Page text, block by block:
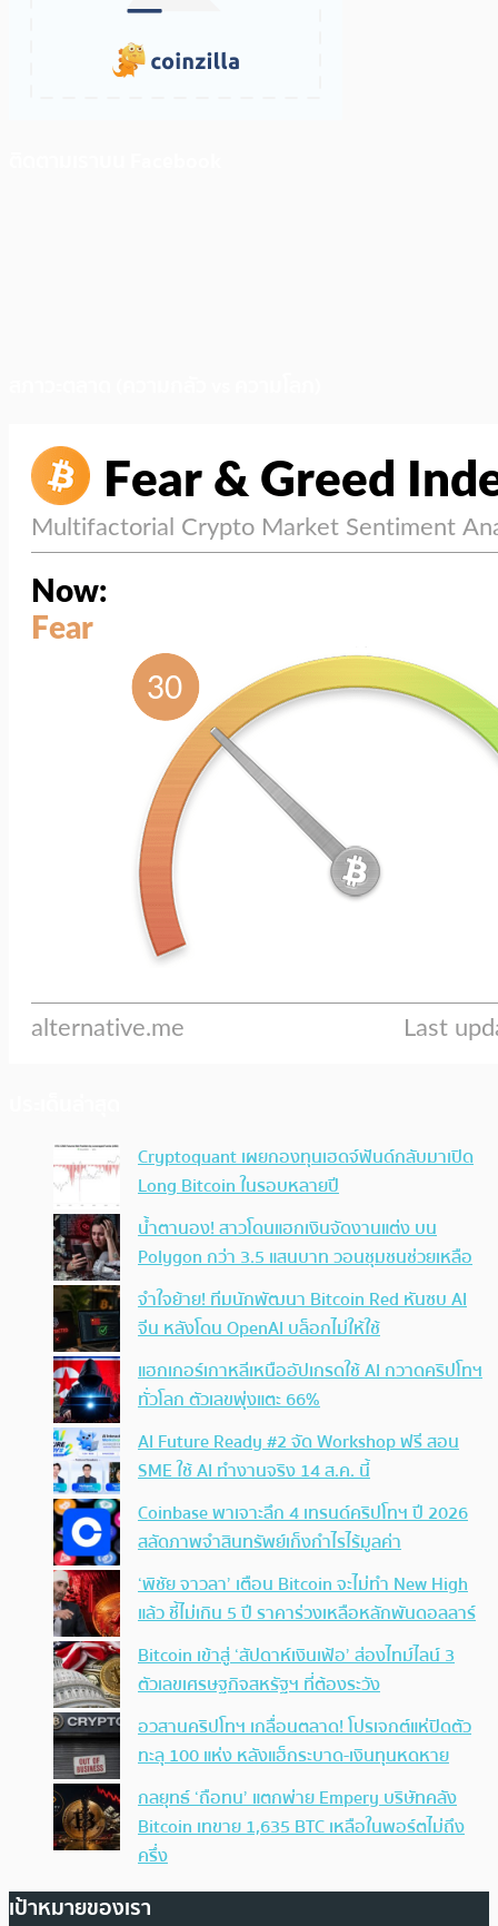
Cryptoquant เผยกองทุนเฮดจ์ฟันด์กลับมาเปิด
Long Bitcoin ในรอบหลายปี
น้ำตานอง! สาวโดนแฮกเงินจัดงานแต่ง บน
Polygon กว่า 3.5 แสนบาท วอนชุมชนช่วยเหลือ
จำใจย้าย! ทีมนักพัฒนา Bitcoin Red หันซบ AI
จีน หลังโดน OpenAI บล็อกไม่ให้ใช้
แฮกเกอร์เกาหลีเหนืออัปเกรดใช้ AI กวาดคริปโทฯ
ทั่วโลก ตัวเลขพุ่งแตะ 66%
AI Future Ready #2 จัด Workshop ฟรี สอน
SME ใช้ AI ทำงานจริง 14 ส.ค. นี้
Coinbase พาเจาะลึก 4 เทรนด์คริปโทฯ ปี 2026
สลัดภาพจำสินทรัพย์เก็งกำไรไร้มูลค่า
‘พิชัย จาวลา’ เตือน Bitcoin จะไม่ทำ New High
แล้ว ชี้ไม่เกิน 5 ปี ราคาร่วงเหลือหลักพันดอลลาร์
Bitcoin เข้าสู่ ‘สัปดาห์เงินเฟ้อ’ ส่องไทม์ไลน์ 3
ตัวเลขเศรษฐกิจสหรัฐฯ ที่ต้องระวัง
อวสานคริปโทฯ เกลื่อนตลาด! โปรเจกต์แห่ปิดตัว
ทะลุ 100 แห่ง หลังแฮ็กระบาด-เงินทุนหดหาย
กลยุทธ์ ‘ถือทน’ แตกพ่าย Empery บริษัทคลัง
Bitcoin เทขาย 1,635 BTC เหลือในพอร์ตไม่ถึง
ครึ่ง
เป้าหมายของเรา